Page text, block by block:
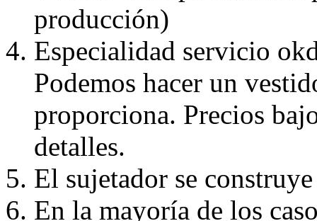
producción)
Especialidad servicio
Podemos hacer un
proporciona. Precios
detalles.
El sujetador se
En la mayoría de los